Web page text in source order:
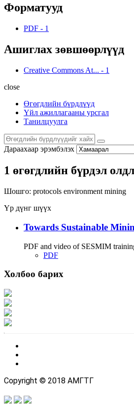
Форматууд
PDF - 1
Ашиглах зөвшөөрлүүд
Creative Commons At... - 1
close
Өгөгдлийн бүрдлүүд
Үйл ажиллагааны урсгал
Танилцуулга
Дараахаар эрэмбэлэх
1 өгөгдлийн бүрдэл
Шошго: protocols environment mining
Үр дүнг шүүх
Towards Sustainable
PDF and video of SESMIM
PDF
Холбоо барих
Copyright © 2018 АМГТГ